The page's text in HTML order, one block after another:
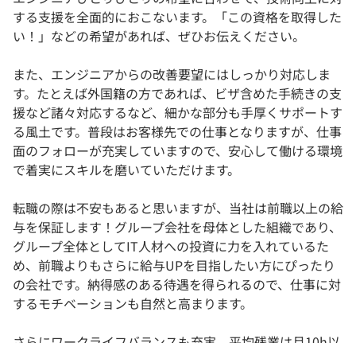
する支援を全面的におこないます。「この資格を取得した
い！」などの希望があれば、ぜひお伝えください。
また、エンジニアからの改善要望にはしっかり対応しま
す。たとえば外国籍の方であれば、ビザ含めた手続きの支
援など諸々対応するなど、細かな部分も手厚くサポートす
る風土です。普段はお客様先での仕事となりますが、仕事
面のフォローが充実していますので、安心して働ける環境
で着実にスキルを磨いていただけます。
転職の際は不安もあると思いますが、当社は前職以上の給
与を保証します！グループ会社を母体とした組織であり、
グループ全体としてIT人材への投資に力を入れているた
め、前職よりもさらに給与UPを目指したい方にぴったり
の会社です。納得感のある待遇を得られるので、仕事に対
するモチベーションも自然と高まります。